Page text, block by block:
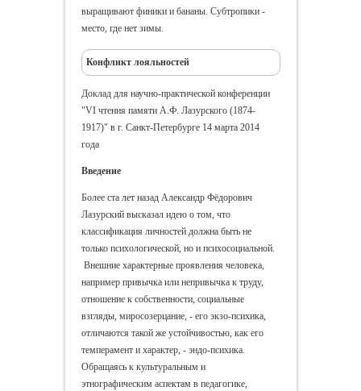
выращивают финики и бананы. Субтропики -
место, где нет зимы.
Конфликт лояльностей
Доклад для научно-практической конференции
"VI чтения памяти А.Ф. Лазурского (1874-
1917)" в г. Санкт-Петербурге 14 марта 2014
года
Введение
Более ста лет назад Александр Фёдорович
Лазурский высказал идею о том, что
классификация личностей должна быть не
только психологической, но и психосоциальной.
Внешние характерные проявления человека,
например привычка или непривычка к труду,
отношение к собственности, социальные
взгляды, миросозерцание, - его экзо-психика,
отличаются такой же устойчивостью, как его
темперамент и характер, - эндо-психика.
Обращаясь к культуральным и
этнографическим аспектам в педагогике,